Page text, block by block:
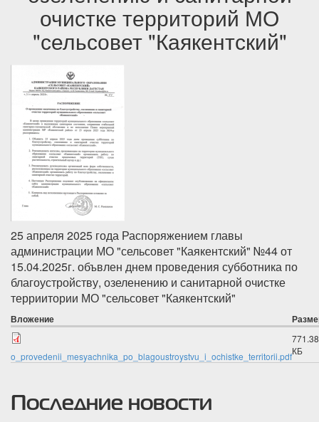
очистке территорий МО
"сельсовет "Каякентский"
25 апреля 2025 года Распоряжением главы
администрации МО "сельсовет "Каякентский" №44 от
15.04.2025г. объвлен днем проведения субботника по
благоустройству, озеленению и санитарной очистке
терриитории МО "сельсовет "Каякентский"
Вложение
o_provedenii_mesyachnika_po_blagoustroystvu_i_ochistke_territorii.pdf
771.38
КБ
Последние новости